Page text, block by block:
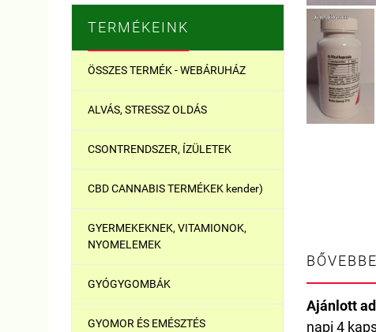
TERMÉKEINK
ÖSSZES TERMÉK - WEBÁRUHÁZ
ALVÁS, STRESSZ OLDÁS
CSONTRENDSZER, ÍZÜLETEK
CBD CANNABIS TERMÉKEK kender)
GYERMEKEKNEK, VITAMIONOK,
NYOMELEMEK
GYÓGYGOMBÁK
GYOMOR ÉS EMÉSZTÉS
Ajánlott
napi 4